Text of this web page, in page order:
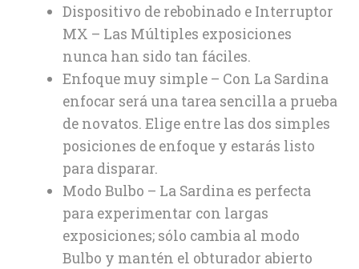
Dispositivo de rebobinado e Interruptor
MX – Las Múltiples exposiciones
nunca han sido tan fáciles.
Enfoque muy simple – Con La Sardina
enfocar será una tarea sencilla a prueba
de novatos. Elige entre las dos simples
posiciones de enfoque y estarás listo
para disparar.
Modo Bulbo – La Sardina es perfecta
para experimentar con largas
exposiciones; sólo cambia al modo
Bulbo y mantén el obturador abierto